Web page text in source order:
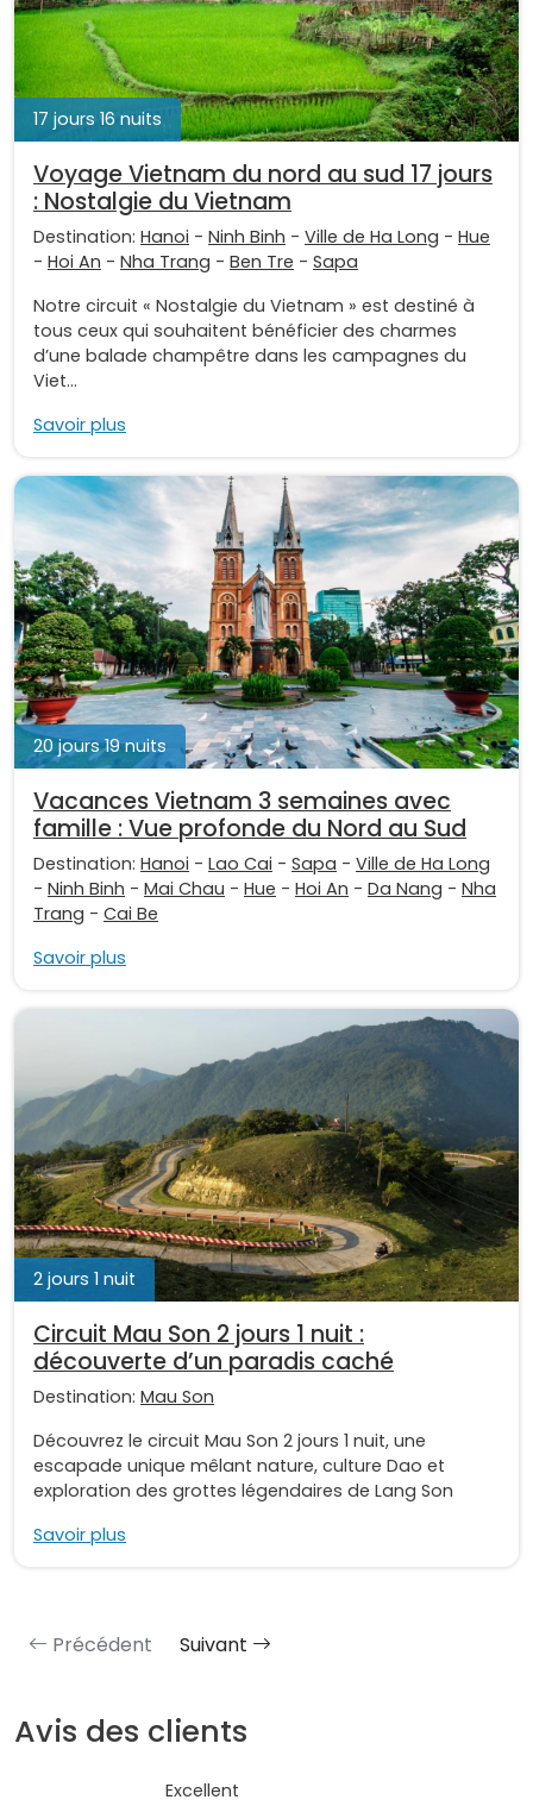
17 jours 16 nuits
Voyage Vietnam du nord au sud 17 jours
: Nostalgie du Vietnam
Destination: Hanoi - Ninh Binh - Ville de Ha Long - Hue
- Hoi An - Nha Trang - Ben Tre - Sapa
Notre circuit « Nostalgie du Vietnam » est destiné à
tous ceux qui souhaitent bénéficier des charmes
d’une balade champêtre dans les campagnes du
Viet...
Savoir plus
20 jours 19 nuits
Vacances Vietnam 3 semaines avec
famille : Vue profonde du Nord au Sud
Destination: Hanoi - Lao Cai - Sapa - Ville de Ha Long
- Ninh Binh - Mai Chau - Hue - Hoi An - Da Nang - Nha
Trang - Cai Be
Savoir plus
2 jours 1 nuit
Circuit Mau Son 2 jours 1 nuit :
découverte d’un paradis caché
Destination: Mau Son
Découvrez le circuit Mau Son 2 jours 1 nuit, une
escapade unique mêlant nature, culture Dao et
exploration des grottes légendaires de Lang Son
Savoir plus
Précédent Suivant
Avis des clients
Excellent